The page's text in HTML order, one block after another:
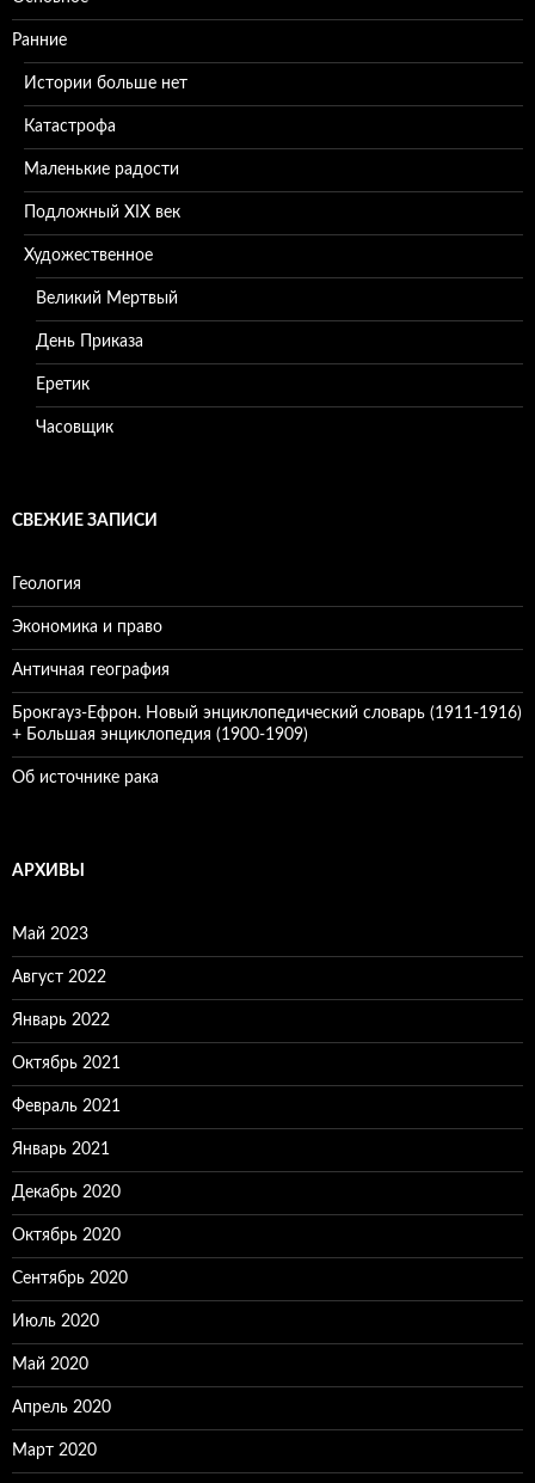
Ранние
Истории больше нет
Катастрофа
Маленькие радости
Подложный XIX век
Художественное
Великий Мертвый
День Приказа
Еретик
Часовщик
СВЕЖИЕ ЗАПИСИ
Геология
Экономика и право
Античная география
Брокгауз-Ефрон. Новый энциклопедический словарь (1911-1916)
+ Большая энциклопедия (1900-1909)
Об источнике рака
АРХИВЫ
Май 2023
Август 2022
Январь 2022
Октябрь 2021
Февраль 2021
Январь 2021
Декабрь 2020
Октябрь 2020
Сентябрь 2020
Июль 2020
Май 2020
Апрель 2020
Март 2020